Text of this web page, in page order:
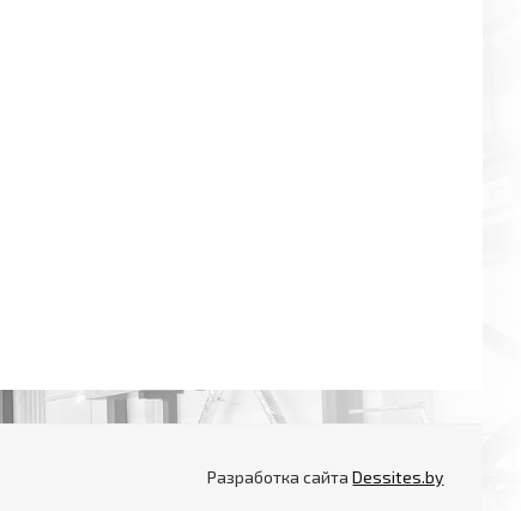
Разработка сайтаDessites.by